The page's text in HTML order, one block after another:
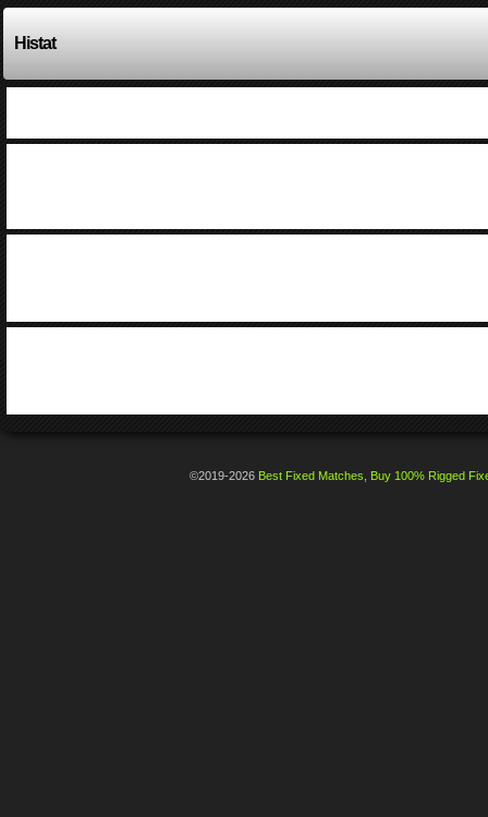
Histat
©2019-2026 Best Fixed Matches, Buy 100% Rigged